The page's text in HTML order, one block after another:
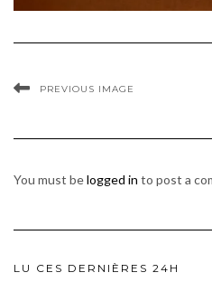
PREVIOUS IMAGE
You must belogged in to post a
LU CES DERNIÈRES 24H